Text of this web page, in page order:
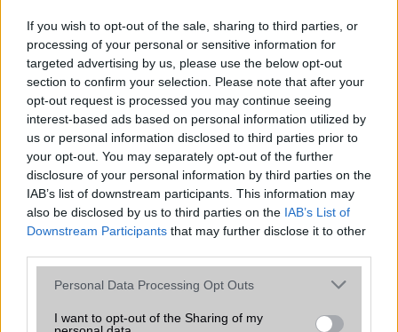
If you wish to opt-out of the sale, sharing to third parties, or
processing of your personal or sensitive information for
targeted advertising by us, please use the below opt-out
section to confirm your selection. Please note that after your
opt-out request is processed you may continue seeing
interest-based ads based on personal information utilized by
us or personal information disclosed to third parties prior to
your opt-out. You may separately opt-out of the further
disclosure of your personal information by third parties on the
IAB’s list of downstream participants. This information may
also be disclosed by us to third parties on the IAB’s List of
Downstream Participants that may further disclose it to other
Please note that this website/app uses one or more Google
not limited to your visit or usage behaviour. You may click to
Personal Data Processing Opt Outs
I want to opt-out of the Sharing of my
Végül azt is fontos tudni, hogy a mobiltelefonok összehasonlítása
során minden felhasználó egyéni preferenciákkal rendelkezik, így a
választásuk eltérhet. Azonban azok, akik számára fontos a nagyobb
kijelző, hosszabb üzemidő, hatékony
MOBILTELEFON MÁRKÁK
Apple
Huawei